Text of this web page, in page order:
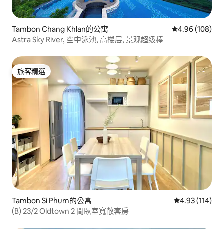
Tambon Chang Khlan的公寓 從 108 則評價
4.96 (108)
Astra Sky River, 空中泳池, 高楼层, 景观超级棒
旅客精選
旅客精選
Tambon Si Phum的公寓 從 114 則評價
4.93 (114)
(B) 23/2 Oldtown 2 間臥室寬敞套房